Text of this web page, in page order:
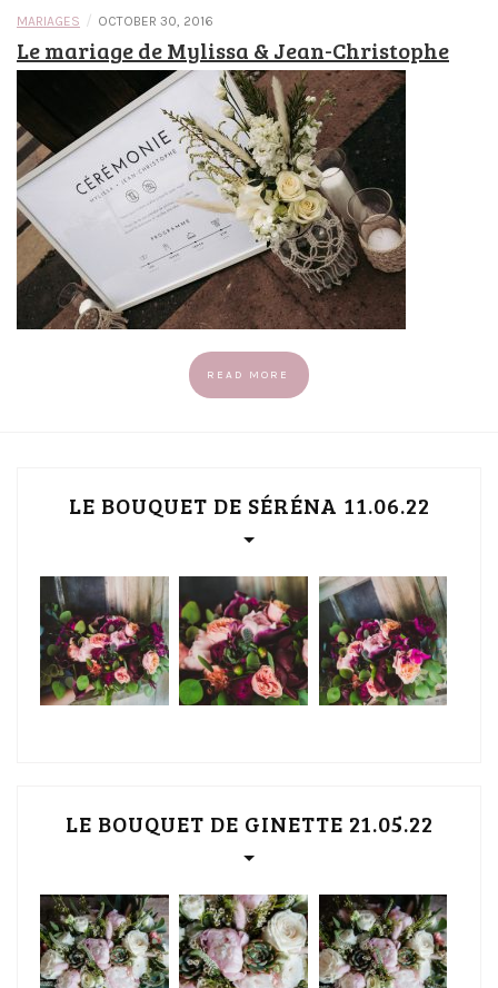
MARIAGES / OCTOBER 30, 2016
Le mariage de Mylissa & Jean-Christophe
READ MORE
LE BOUQUET DE SÉRÉNA 11.06.22
LE BOUQUET DE GINETTE 21.05.22